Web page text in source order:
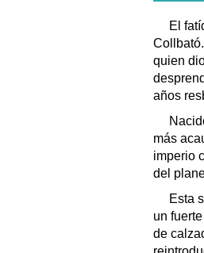
El
quien
años
más
imperio
del
Esta
un
de